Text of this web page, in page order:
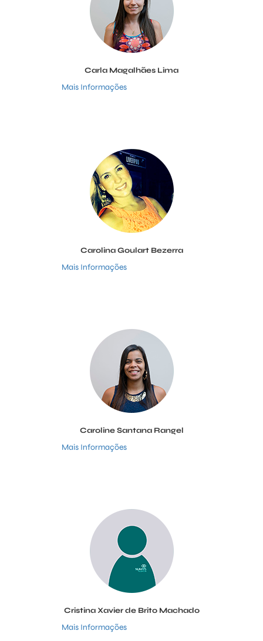
Carla Magalhães Lima
Mais Informações
Carolina Goulart Bezerra
Mais Informações
Caroline Santana Rangel
Mais Informações
Cristina Xavier de Brito Machado
Mais Informações